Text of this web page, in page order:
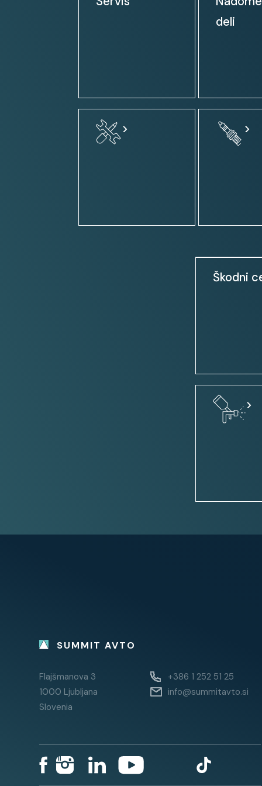
klimatska naprava: avtomatska
zunanja ogledala: el. zložljiva
centralno zaklepanje
volan: nastavljiv po višini
tempomat
potovalni računalnik
vozilo ni bilo karambolirano
vozilo je bilo garažirano
slovensko poreklo
NAVIGACIJA
>
deli
>
Škodni
>
SUMMIT AVTO
Flajšmanova 3
1000 Ljubljana
Slovenia
+386 1 252 51 25
info@summitavto.si